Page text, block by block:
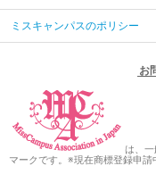
ミスキャンパスのポリシー
お
は、
マークです。※現在商標登録申請